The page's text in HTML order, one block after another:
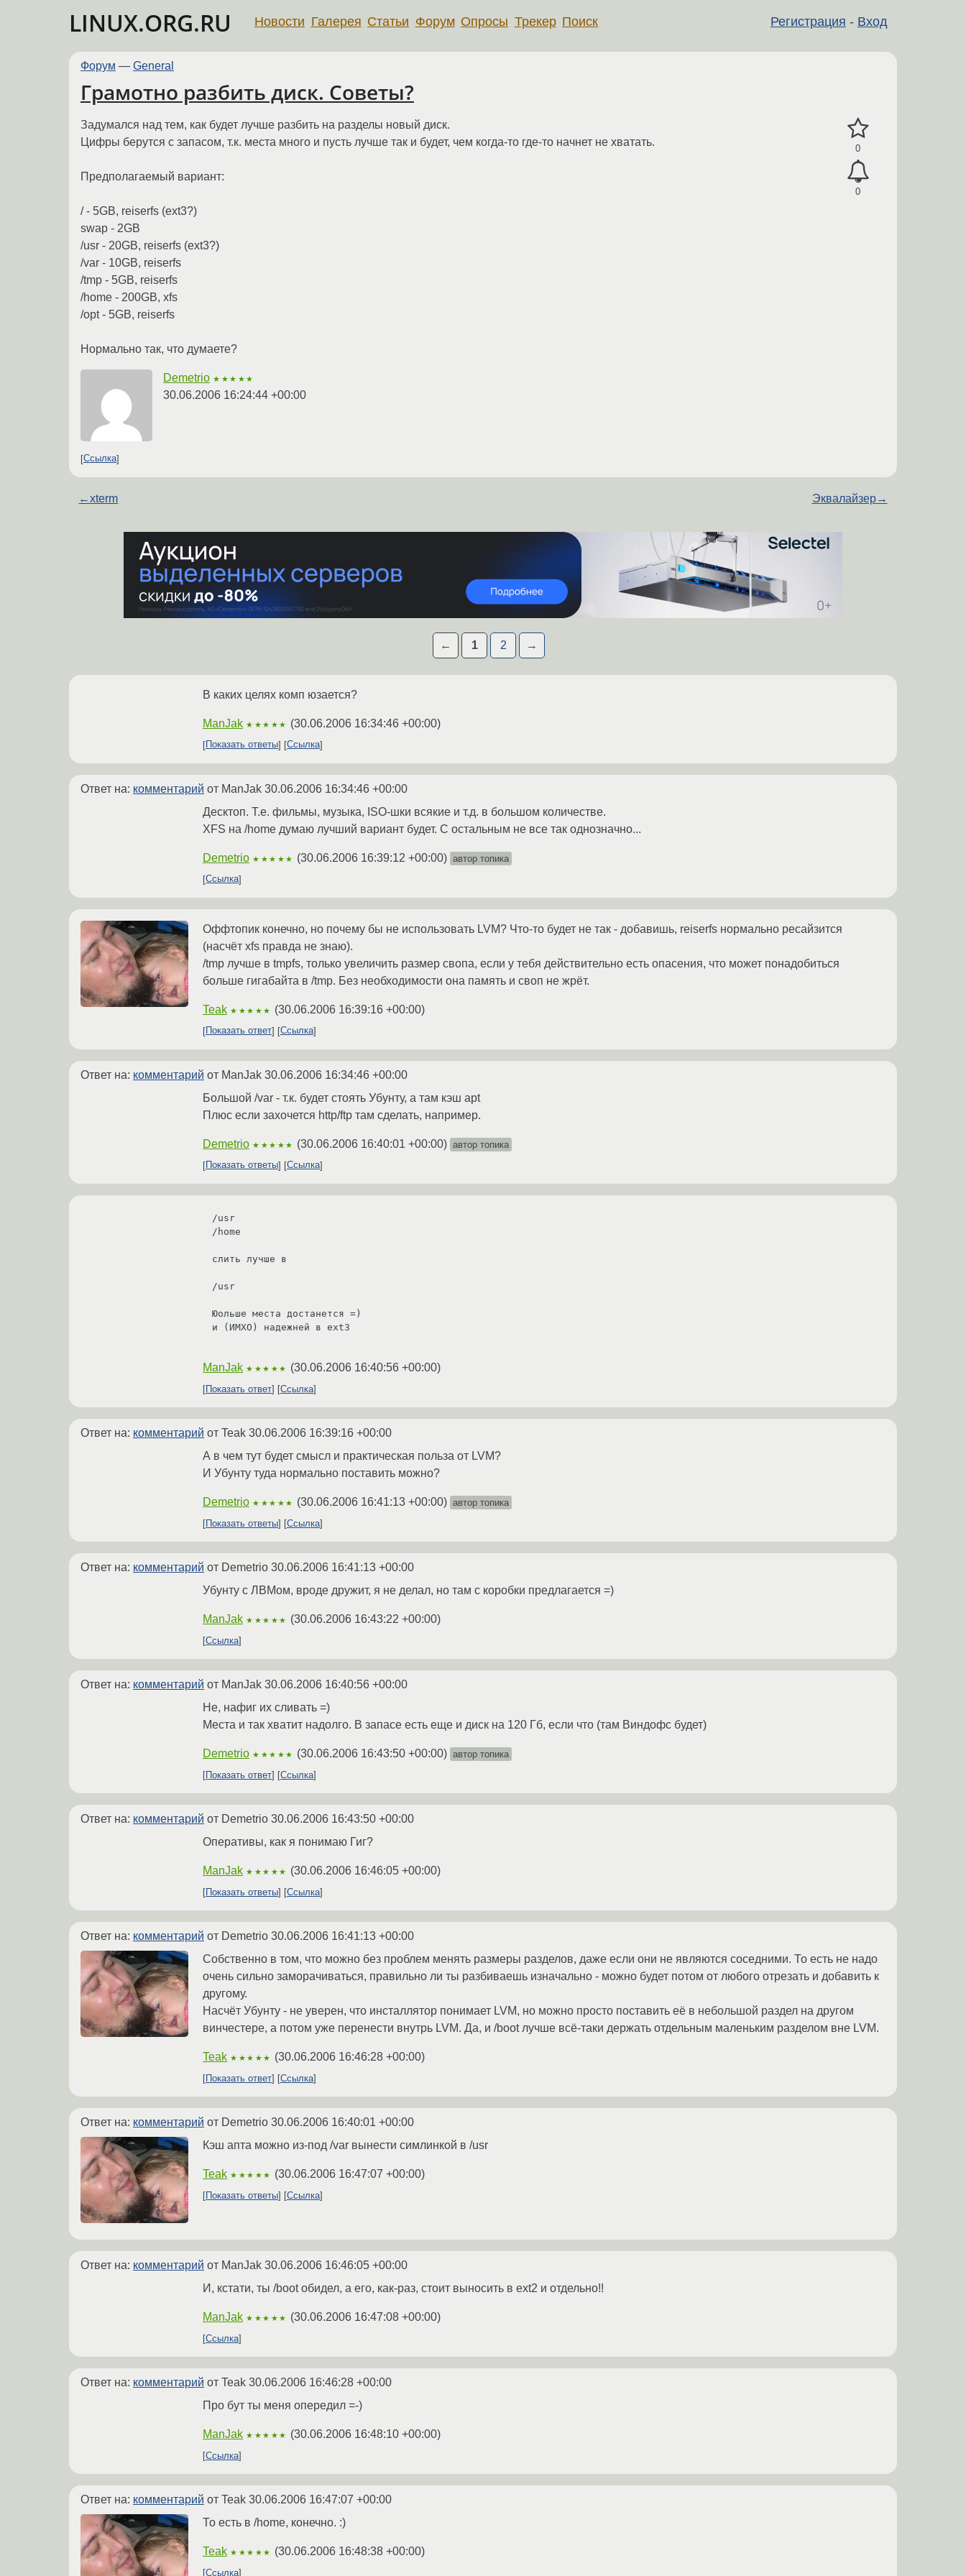
LINUX.ORG.RU Регистрация - Вход
Новости Галерея Статьи Форум Опросы Трекер Поиск
Форум — General
Грамотно разбить диск. Советы?
0
0
Задумался над тем, как будет лучше разбить на разделы новый диск.
Цифры берутся с запасом, т.к. места много и пусть лучше так и будет, чем когда-то где-то начнет не хватать.
Предполагаемый вариант:
/ - 5GB, reiserfs (ext3?)
swap - 2GB
/usr - 20GB, reiserfs (ext3?)
/var - 10GB, reiserfs
/tmp - 5GB, reiserfs
/home - 200GB, xfs
/opt - 5GB, reiserfs
Нормально так, что думаете?
Demetrio ★★★★★
30.06.2006 16:24:44 +00:00
Ссылка
←xterm Эквалайзер→
← 1 2 →
В каких целях комп юзается?
ManJak ★★★★★ (30.06.2006 16:34:46 +00:00)
Показать ответы Ссылка
Ответ на: комментарий от ManJak 30.06.2006 16:34:46 +00:00
Десктоп. Т.е. фильмы, музыка, ISO-шки всякие и т.д. в большом количестве.
XFS на /home думаю лучший вариант будет. С остальным не все так однозначно...
Demetrio ★★★★★ (30.06.2006 16:39:12 +00:00) автор топика
Ссылка
Оффтопик конечно, но почему бы не использовать LVM? Что-то будет не так - добавишь, reiserfs нормально ресайзится
(насчёт xfs правда не знаю).
/tmp лучше в tmpfs, только увеличить размер свопа, если у тебя действительно есть опасения, что может понадобиться
больше гигабайта в /tmp. Без необходимости она память и своп не жрёт.
Teak ★★★★★ (30.06.2006 16:39:16 +00:00)
Показать ответ Ссылка
Ответ на: комментарий от ManJak 30.06.2006 16:34:46 +00:00
Большой /var - т.к. будет стоять Убунту, а там кэш apt
Плюс если захочется http/ftp там сделать, например.
Demetrio ★★★★★ (30.06.2006 16:40:01 +00:00) автор топика
Показать ответы
Ссылка
/usr
/home
слить лучше в
/usr
Юольше места достанется =)
и (ИМХО) надежней в ext3
ManJak ★★★★★ (30.06.2006 16:40:56 +00:00)
Показать ответ Ссылка
Ответ на: комментарий от Teak 30.06.2006 16:39:16 +00:00
А в чем тут будет смысл и практическая польза от LVM?
И Убунту туда нормально поставить можно?
Demetrio ★★★★★ (30.06.2006 16:41:13 +00:00) автор топика
Показать ответы
Ссылка
Ответ на: комментарий от Demetrio 30.06.2006 16:41:13 +00:00
Убунту с ЛВМом, вроде дружит, я не делал, но там с коробки предлагается =)
ManJak ★★★★★ (30.06.2006 16:43:22 +00:00)
Ссылка
Ответ на: комментарий от ManJak 30.06.2006 16:40:56 +00:00
Не, нафиг их сливать =)
Места и так хватит надолго. В запасе есть еще и диск на 120 Гб, если что (там Виндофс будет)
Demetrio ★★★★★ (30.06.2006 16:43:50 +00:00) автор топика
Показать ответ
Ссылка
Ответ на: комментарий от Demetrio 30.06.2006 16:43:50 +00:00
Оперативы, как я понимаю Гиг?
ManJak ★★★★★ (30.06.2006 16:46:05 +00:00)
Показать ответы Ссылка
Ответ на: комментарий от Demetrio 30.06.2006 16:41:13 +00:00
Собственно в том, что можно без проблем менять размеры разделов, даже если они не являются соседними. То есть не надо
очень сильно заморачиваться, правильно ли ты разбиваешь изначально - можно будет потом от любого отрезать и добавить к
другому.
Насчёт Убунту - не уверен, что инсталлятор понимает LVM, но можно просто поставить её в небольшой раздел на другом
винчестере, а потом уже перенести внутрь LVM. Да, и /boot лучше всё-таки держать отдельным маленьким разделом вне LVM.
Teak ★★★★★ (30.06.2006 16:46:28 +00:00)
Показать ответ Ссылка
Ответ на: комментарий от Demetrio 30.06.2006 16:40:01 +00:00
Кэш апта можно из-под /var вынести симлинкой в /usr
Teak ★★★★★ (30.06.2006 16:47:07 +00:00)
Показать ответы Ссылка
Ответ на: комментарий от ManJak 30.06.2006 16:46:05 +00:00
И, кстати, ты /boot обидел, а его, как-раз, стоит выносить в ext2 и отдельно!!
ManJak ★★★★★ (30.06.2006 16:47:08 +00:00)
Ссылка
Ответ на: комментарий от Teak 30.06.2006 16:46:28 +00:00
Про бут ты меня опередил =-)
ManJak ★★★★★ (30.06.2006 16:48:10 +00:00)
Ссылка
Ответ на: комментарий от Teak 30.06.2006 16:47:07 +00:00
То есть в /home, конечно. :)
Teak ★★★★★ (30.06.2006 16:48:38 +00:00)
Ссылка